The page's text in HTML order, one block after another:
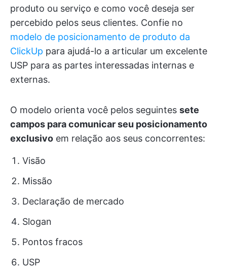
produto ou serviço e como você deseja ser
percebido pelos seus clientes. Confie no
modelo de posicionamento de produto da
ClickUp para ajudá-lo a articular um excelente
USP para as partes interessadas internas e
externas.
O modelo orienta você pelos seguintes sete
campos para comunicar seu posicionamento
exclusivo em relação aos seus concorrentes:
Visão
Missão
Declaração de mercado
Slogan
Pontos fracos
USP